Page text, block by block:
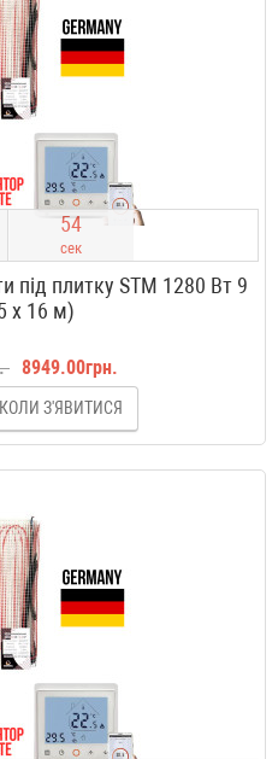
53
сек
під плитку STM 1280 Вт 9
х 16 м)
8949.00грн.
З'ЯВИТИСЯ